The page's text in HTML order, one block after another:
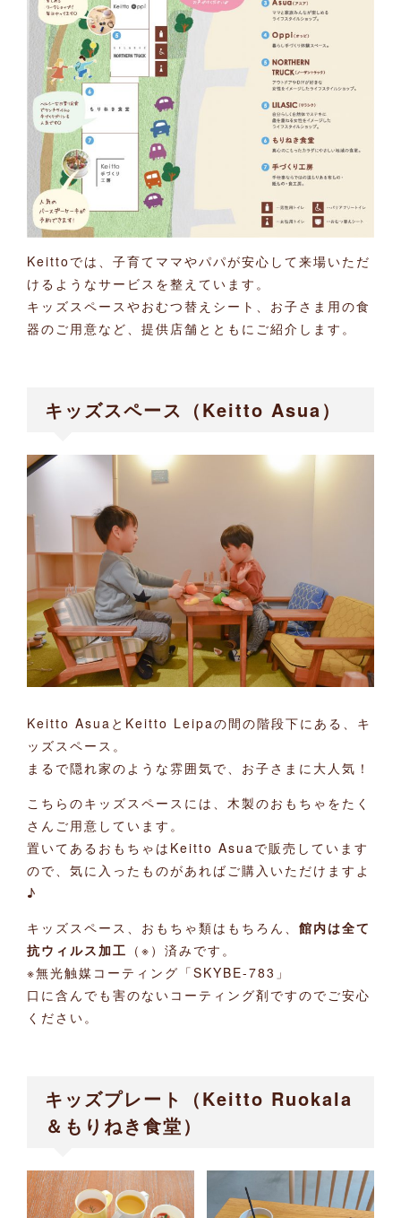
Keittoでは、子育てママやパパが安心して来場いただ
けるようなサービスを整えています。
キッズスペースやおむつ替えシート、お子さま用の食
器のご用意など、提供店舗とともにご紹介します。
キッズスペース（Keitto Asua）
Keitto AsuaとKeitto Leipaの間の階段下にある、キ
ッズスペース。
まるで隠れ家のような雰囲気で、お子さまに大人気！
こちらのキッズスペースには、木製のおもちゃをたく
さんご用意しています。
置いてあるおもちゃはKeitto Asuaで販売しています
ので、気に入ったものがあればご購入いただけますよ
♪
キッズスペース、おもちゃ類はもちろん、 館内は全て
抗ウィルス加工 （※）済みです。
※無光触媒コーティング「SKYBE-783」
口に含んでも害のないコーティング剤ですのでご安心
ください。
キッズプレート（Keitto Ruokala
＆もりねき食堂）